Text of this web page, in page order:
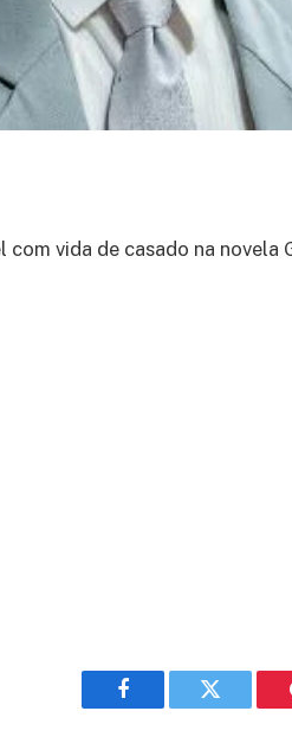
vida de casado na novela
Facebook Twitter